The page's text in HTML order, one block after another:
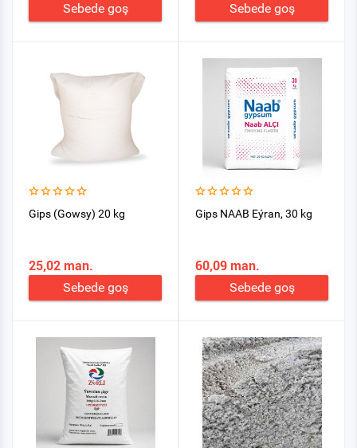
Sebede goş
Sebede goş
Gips (Gowsy) 20 kg
25,02 man.
Sebede goş
Gips NAAB Eýran, 30 kg
60,09 man.
Sebede goş